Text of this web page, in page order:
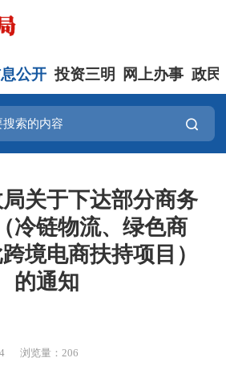
公开 投资三明 网上办事 政民
关于下达部分商务
冷链物流、绿色商
境电商扶持项目）
的通知
浏览量：206